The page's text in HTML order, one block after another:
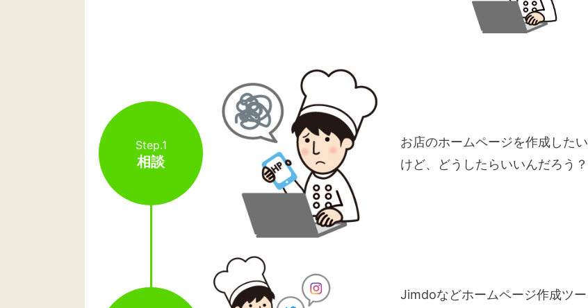
Step.1
相談
お店のホームページを作成したい
けど、どうしたらいいんだろう？
Jimdoなどホームページ作成ツー